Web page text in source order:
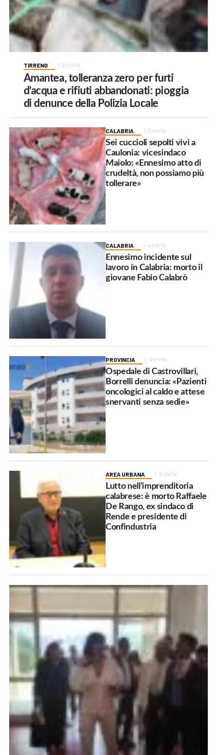
TIRRENO 2 ore fa
Amantea, tolleranza zero per furti
d’acqua e rifiuti abbandonati: pioggia
di denunce della Polizia Locale
CALABRIA 3 ore fa
Sei cuccioli sepolti vivi a
Caulonia: vicesindaco
Maiolo: «Ennesimo atto di
crudeltà, non possiamo più
tollerare»
CALABRIA 4 ore fa
Ennesimo incidente sul
lavoro in Calabria: morto il
giovane Fabio Calabrò
PROVINCIA 4 ore fa
Ospedale di Castrovillari,
Borrelli denuncia: «Pazienti
oncologici al caldo e attese
snervanti senza sedie»
AREA URBANA 5 ore fa
Lutto nell’imprenditoria
calabrese: è morto Raffaele
De Rango, ex sindaco di
Rende e presidente di
Confindustria